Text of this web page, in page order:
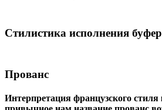
Стилистика исполнения
Прованс
Интерпретация французского стиля